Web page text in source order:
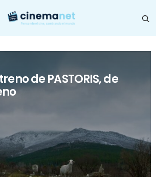
de PASTORIS, de